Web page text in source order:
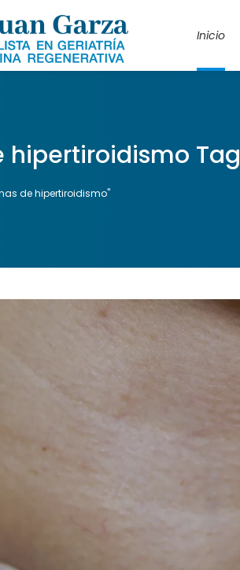
Inicio
hipertiroidismo Tag
de hipertiroidismo"